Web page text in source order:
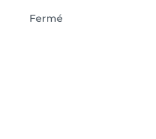
Fermé